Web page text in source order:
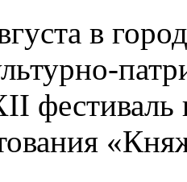
в
фестиваль